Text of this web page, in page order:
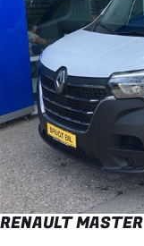
RENAULT MASTER